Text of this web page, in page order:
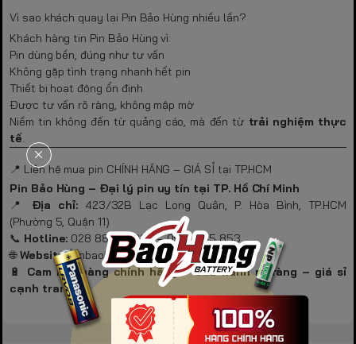
Vì sao khách quay lại Pin Bảo Hùng nhiều lần?
Khách hàng tin Pin Bảo Hùng vì:
Pin dùng bền, đúng như tư vấn
Không gặp tình trạng nhanh hết pin
Thiết bị hoạt động ổn định
Được tư vấn rõ ràng, không mập mờ
Niềm tin không đến từ quảng cáo, mà đến từ trải nghiệm thực
tế.
📍 Liên hệ mua pin CHÍNH HÃNG – GIÁ SỈ tại TP.HCM
Pin Bảo Hùng – Đại lý pin uy tín tại TP. Hồ Chí Minh
📍 Địa chỉ:423/32B Lạc Long Quân, P. Hòa Bình, TP.HCM
(Phường 5, Quận 11)
📞 Hotline: 028 8889 2828 – 0901 835 853
🌐Website:pinbaohung.com
🔋 Cam kết hàng chính hãng – bảo hành rõ ràng – giá sỉ
cạnh tranh.